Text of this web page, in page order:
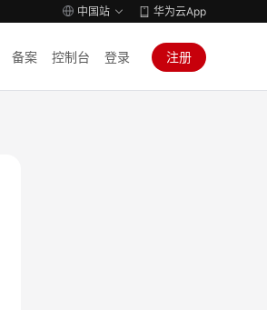
中国站 华为云App
备案 控制台 登录 注册